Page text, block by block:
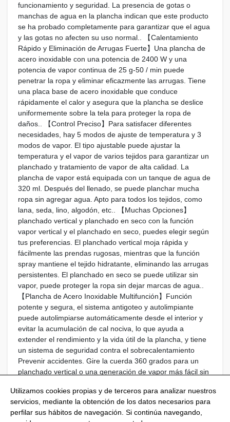
funcionamiento y seguridad. La presencia de gotas o
manchas de agua en la plancha indican que este producto
se ha probado completamente para garantizar que el agua
y las gotas no afecten su uso normal.. 【Calentamiento
Rápido y Eliminación de Arrugas Fuerte】Una plancha de
acero inoxidable con una potencia de 2400 W y una
potencia de vapor continua de 25 g-50 / min puede
penetrar la ropa y eliminar eficazmente las arrugas. Tiene
una placa base de acero inoxidable que conduce
rápidamente el calor y asegura que la plancha se deslice
uniformemente sobre la tela para proteger la ropa de
daños.. 【Control Preciso】Para satisfacer diferentes
necesidades, hay 5 modos de ajuste de temperatura y 3
modos de vapor. El tipo ajustable puede ajustar la
temperatura y el vapor de varios tejidos para garantizar un
planchado y tratamiento de vapor de alta calidad. La
plancha de vapor está equipada con un tanque de agua de
320 ml. Después del llenado, se puede planchar mucha
ropa sin agregar agua. Apto para todos los tejidos, como
lana, seda, lino, algodón, etc.. 【Muchas Opciones】
planchado vertical y planchado en seco con la función
vapor vertical y el planchado en seco, puedes elegir según
tus preferencias. El planchado vertical moja rápida y
fácilmente las prendas rugosas, mientras que la función
spray mantiene el tejido hidratante, eliminando las arrugas
persistentes. El planchado en seco se puede utilizar sin
vapor, puede proteger la ropa sin dejar marcas de agua..
【Plancha de Acero Inoxidable Multifunción】Función
potente y segura, el sistema antigoteo y autolimpiante
puede autolimpiarse automáticamente desde el interior y
evitar la acumulación de cal nociva, lo que ayuda a
extender el rendimiento y la vida útil de la plancha, y tiene
un sistema de seguridad contra el sobrecalentamiento
Prevenir accidentes. Gire la cuerda 360 grados para un
planchado vertical o una generación de vapor más fácil sin
Utilizamos cookies propias y de terceros para analizar nuestros
servicios, mediante la obtención de los datos necesarios para
perfilar sus hábitos de navegación. Si continúa navegando,